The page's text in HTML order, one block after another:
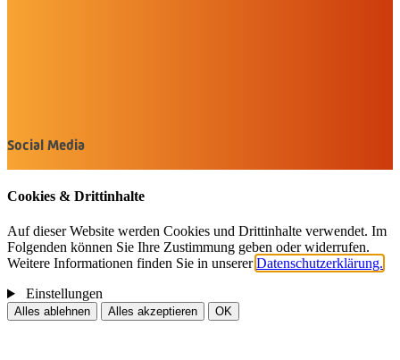
Social Media
Cookies & Drittinhalte
Auf dieser Website werden Cookies und Drittinhalte verwendet. Im
Folgenden können Sie Ihre Zustimmung geben oder widerrufen.
Weitere Informationen finden Sie in unsererDatenschutzerklärung.
Einstellungen
Alles ablehnen Alles akzeptieren OK